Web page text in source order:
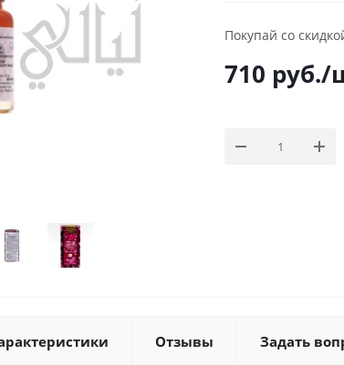
Покупай со
710 руб./
Отзывы Задать